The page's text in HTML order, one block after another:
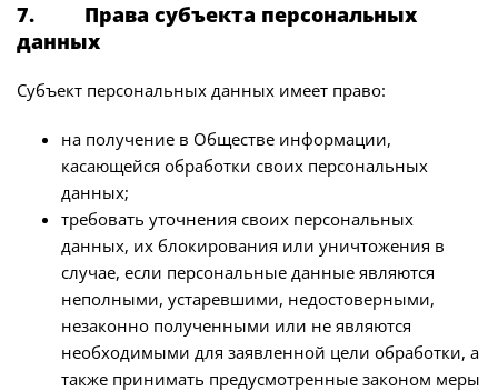
7. Права субъекта персональных
данных
Субъект персональных данных имеет право:
на получение в Обществе информации,
касающейся обработки своих персональных
данных;
требовать уточнения своих персональных
данных, их блокирования или уничтожения в
случае, если персональные данные являются
неполными, устаревшими, недостоверными,
незаконно полученными или не являются
необходимыми для заявленной цели обработки, а
также принимать предусмотренные законом меры